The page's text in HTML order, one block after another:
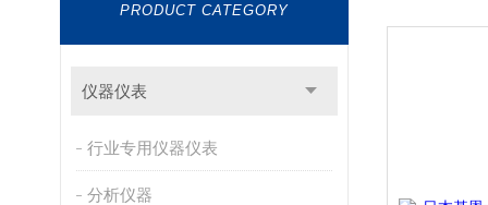
PRODUCT CATEGORY
仪器仪表
行业专用仪器仪表
分析仪器